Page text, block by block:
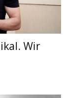
Wir